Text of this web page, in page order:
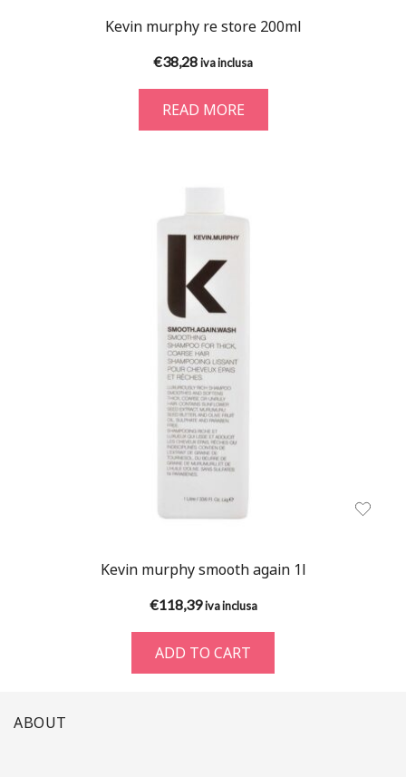
Kevin murphy re store 200ml
€38,28iva inclusa
READ MORE
Kevin murphy smooth again 1l
€118,39 iva inclusa
ADD TO CART
ABOUT